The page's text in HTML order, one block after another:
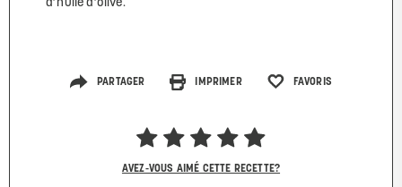
d’huile d’olive.
PARTAGER IMPRIMER FAVORIS
AVEZ-VOUS AIMÉ CETTE RECETTE?